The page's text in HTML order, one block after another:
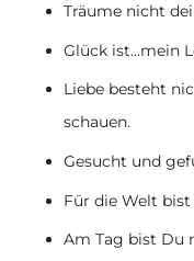
Träume nicht
Glück ist...mein
Liebe besteht
schauen.
Gesucht und
Für die Welt
Am Tag bist Du